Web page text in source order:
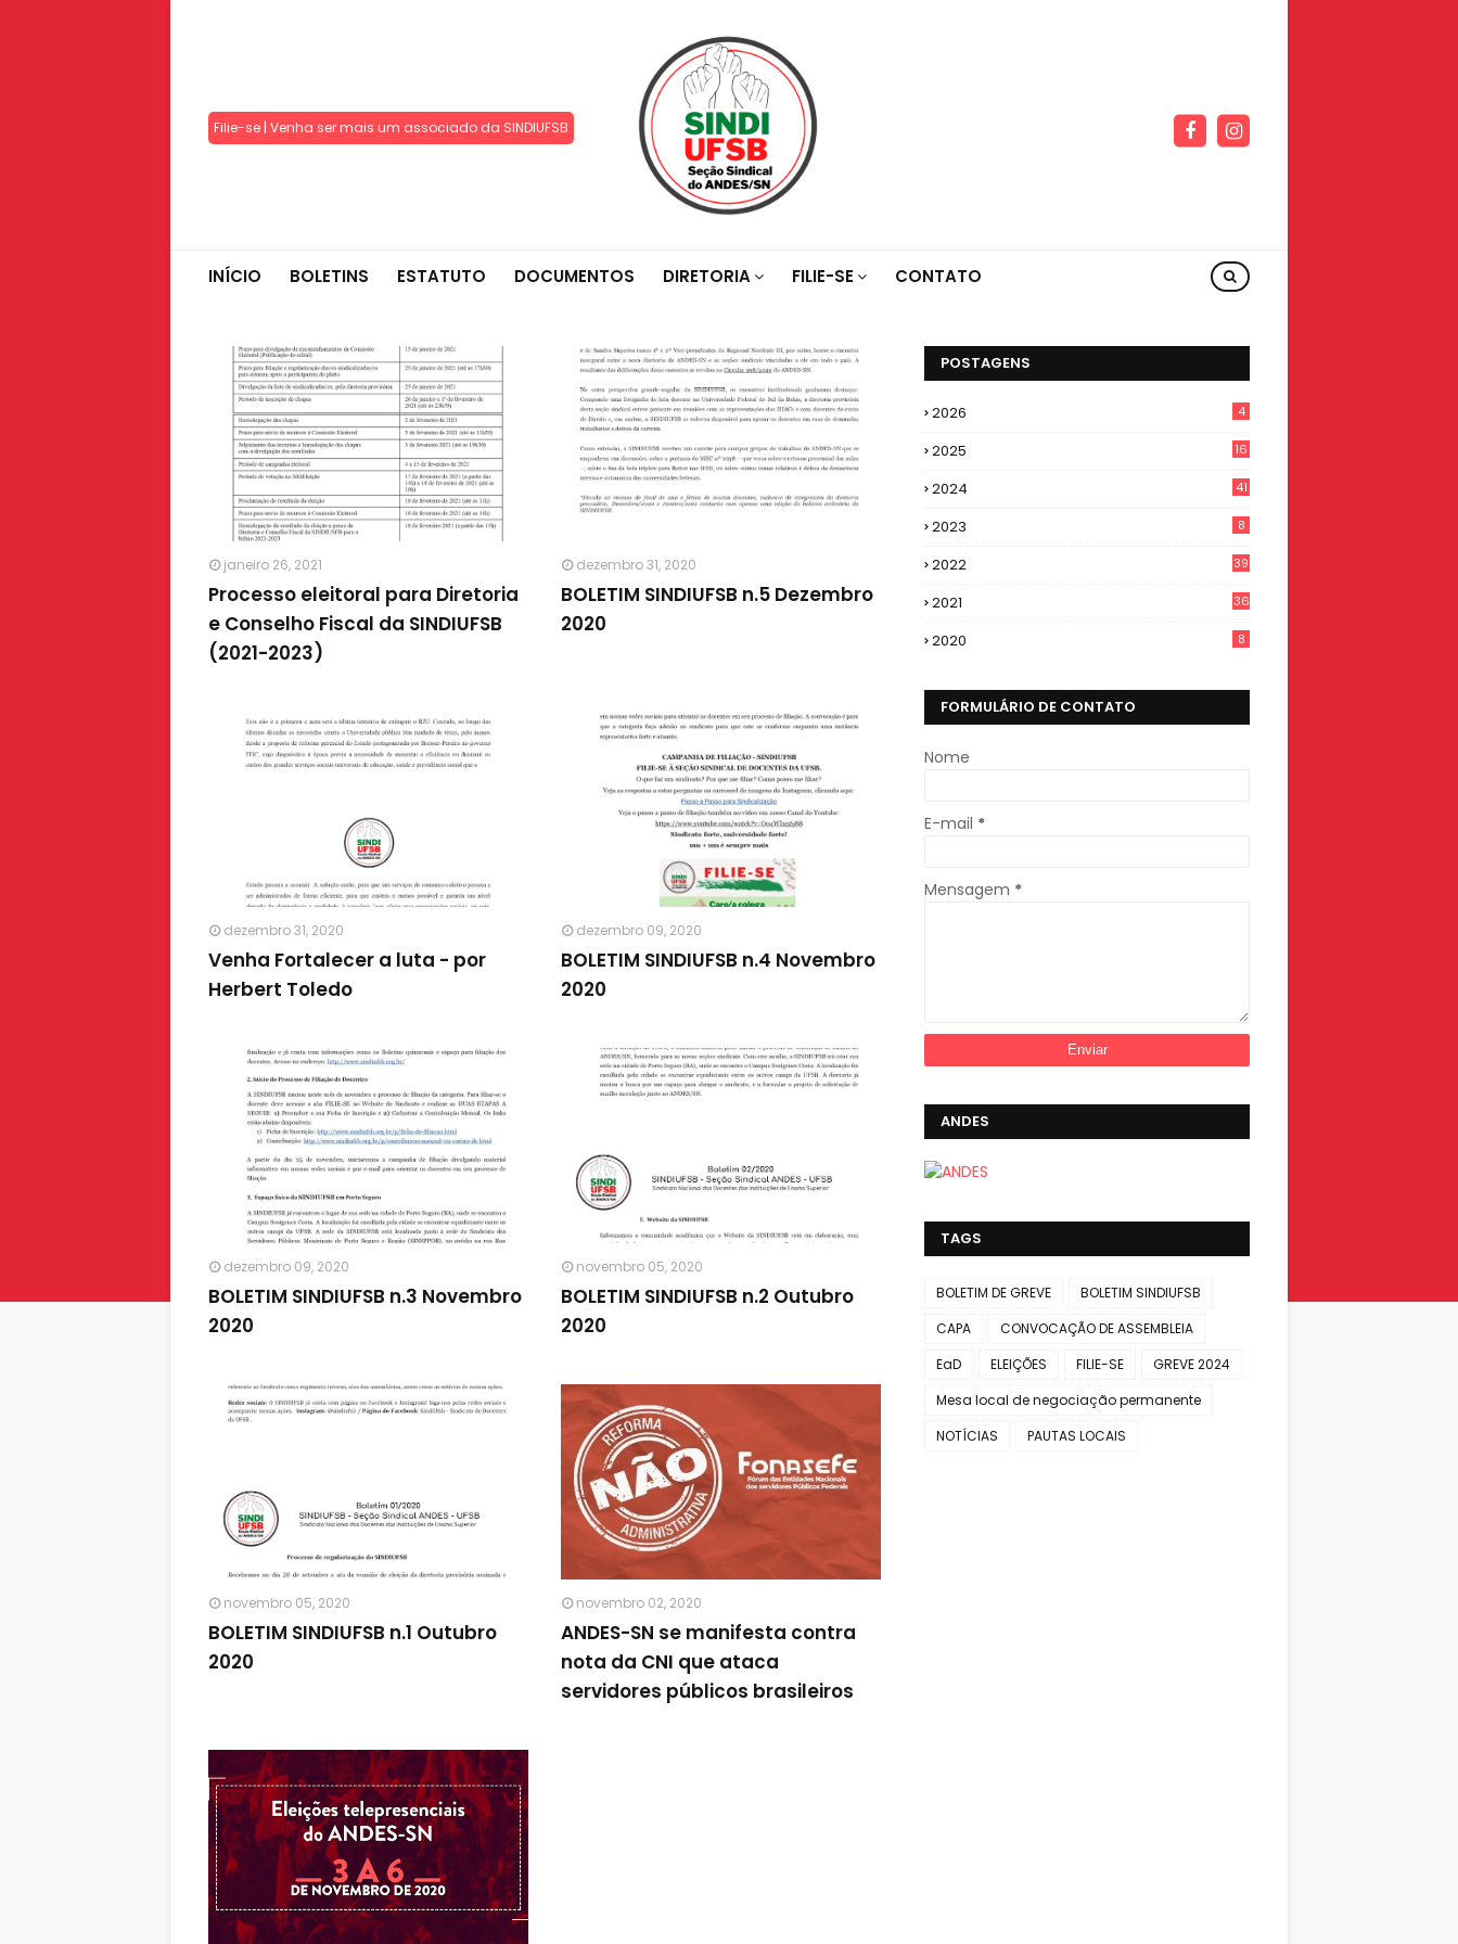
Filie-se | Venha ser mais um associado da SINDIUFSB
INÍCIO BOLETINS ESTATUTO DOCUMENTOS DIRETORIA FILIE-SE CONTATO
janeiro 26, 2021
Processo eleitoral para Diretoria
e Conselho Fiscal da SINDIUFSB
(2021-2023)
dezembro 31, 2020
BOLETIM SINDIUFSB n.5 Dezembro
2020
dezembro 31, 2020
Venha Fortalecer a luta - por
Herbert Toledo
dezembro 09, 2020
BOLETIM SINDIUFSB n.4 Novembro
2020
dezembro 09, 2020
BOLETIM SINDIUFSB n.3 Novembro
2020
novembro 05, 2020
BOLETIM SINDIUFSB n.2 Outubro
2020
novembro 05, 2020
BOLETIM SINDIUFSB n.1 Outubro
2020
novembro 02, 2020
ANDES-SN se manifesta contra
nota da CNI que ataca
servidores públicos brasileiros
POSTAGENS
2026 4
2025 16
2024 41
2023 8
2022 39
2021 36
2020 8
FORMULÁRIO DE CONTATO
Nome
E-mail *
Mensagem *
ANDES
TAGS
BOLETIM DE GREVE
BOLETIM SINDIUFSB
CAPA
CONVOCAÇÃO DE ASSEMBLEIA
EaD
ELEIÇÕES FILIE-SE
GREVE 2024
Mesa local de negociação permanente
NOTÍCIAS
PAUTAS LOCAIS